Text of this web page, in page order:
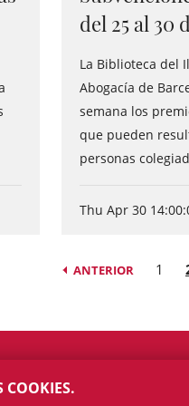
del 25 al 30
La Biblioteca del
Abogacía de
semana los
que pueden
personas
Thu Apr 30
ANTERIOR 1
COOKIES.